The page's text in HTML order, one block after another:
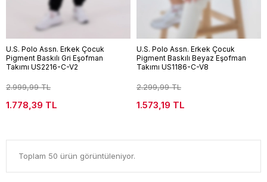
U.S. Polo Assn. Erkek Çocuk
Pigment Baskılı Gri Eşofman
Takımı US2216-C-V2
2.999,99 TL
1.778,39 TL
U.S. Polo Assn. Erkek Çocuk
Pigment Baskılı Beyaz Eşofman
Takımı US1186-C-V8
2.299,99 TL
1.573,19 TL
Toplam 50 ürün görüntüleniyor.